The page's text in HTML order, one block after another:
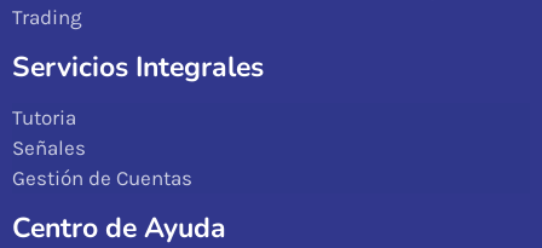
Trading
Servicios Integrales
Tutoria
Señales
Gestión de Cuentas
Centro de Ayuda